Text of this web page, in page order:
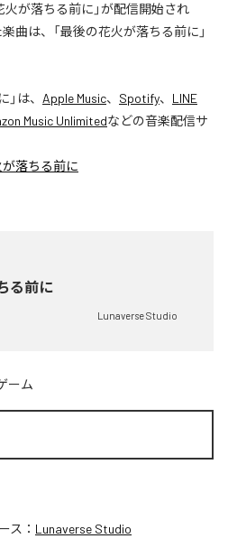
火が落ちる前に」が配信開始され
曲は、「最後の花火が落ちる前に」
」は、 Apple Music、 Spotify、 LINE
Music Unlimitedなどの音楽配信サ
落ちる前に
る前に
Lunaverse Studio
ーム
ス： Lunaverse Studio